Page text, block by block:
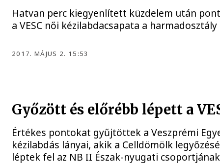
Hatvan perc kiegyenlített küzdelem után
a VESC női kézilabdacsapata a
2017. MÁJUS 2. 15:53
Győzött és előrébb lépett a
Értékes pontokat gyűjtöttek a Veszprémi
kézilabdás lányai, akik a Celldömölk
léptek fel az NB II Észak-nyugati